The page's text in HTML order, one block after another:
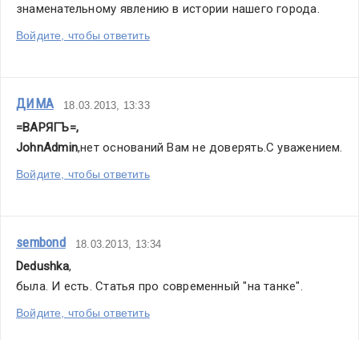
знаменательному явлению в истории нашего города.
Войдите, чтобы ответить
ДИМА 18.03.2013, 13:33
=ВАРЯГЪ=,
JohnAdmin,нет оснований Вам не доверять.С уважением.
Войдите, чтобы ответить
sembond 18.03.2013, 13:34
Dedushka,
была. И есть. Статья про современный "на танке".
Войдите, чтобы ответить